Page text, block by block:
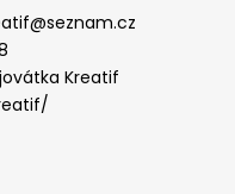
@seznam.cz
Kreatif